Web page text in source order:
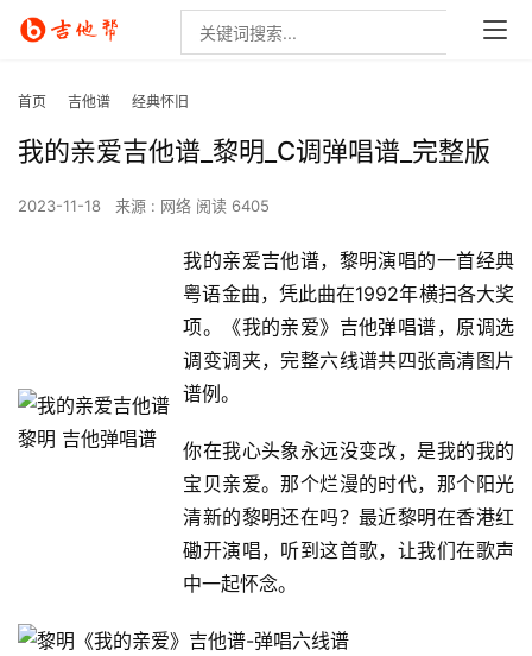
首页 吉他谱 经典怀旧
我的亲爱吉他谱_黎明_C调弹唱谱_完整版
2023-11-18 来源 : 网络 阅读 6405
我的亲爱吉他谱，黎明演唱的一首经典
粤语金曲，凭此曲在1992年横扫各大奖
项。《我的亲爱》吉他弹唱谱，原调选
调变调夹，完整六线谱共四张高清图片
谱例。
你在我心头象永远没变改，是我的我的
宝贝亲爱。那个烂漫的时代，那个阳光
清新的黎明还在吗？最近黎明在香港红
磡开演唱，听到这首歌，让我们在歌声
中一起怀念。